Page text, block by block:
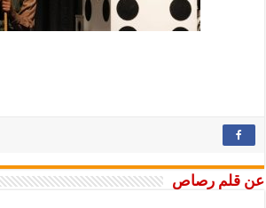
رصاص